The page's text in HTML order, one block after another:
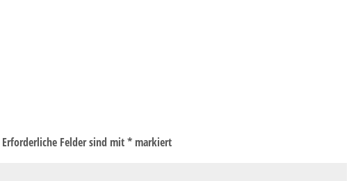
Erforderliche Felder sind mit* markiert